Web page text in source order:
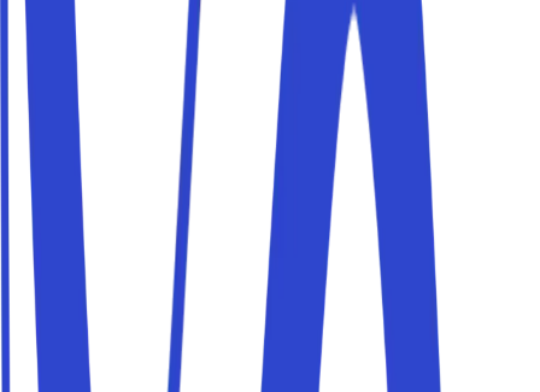
Parkito in Via Castagneto Seià 45
Details
Parkito in Via Jacopo Ruffini 25
Details
Parkito in Corso G. Mazzini 22
Details
Parkito in Via Jacopo Ruffini 18